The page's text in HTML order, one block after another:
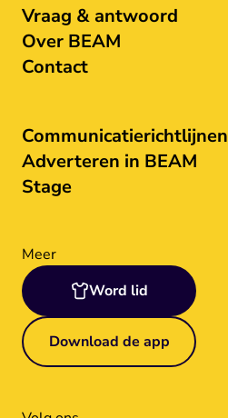
Vraag & antwoord
Over BEAM
Contact
Communicatierichtlijnen
Adverteren in BEAM
Stage
Meer
Word lid
Download de app